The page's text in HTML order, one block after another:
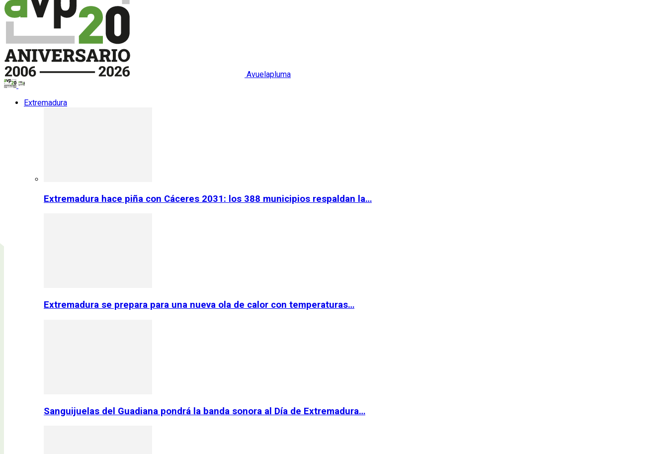
Avuelapluma
Extremadura
Extremadura hace piña con Cáceres 2031: los 388 municipios respaldan la…
Extremadura se prepara para una nueva ola de calor con temperaturas…
Sanguijuelas del Guadiana pondrá la banda sonora al Día de Extremadura…